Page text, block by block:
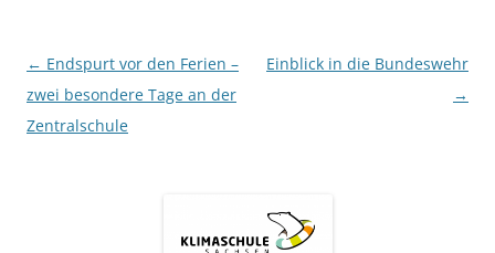
Beitragsnavigation
← Endspurt vor den Ferien –
zwei besondere Tage an der
Zentralschule
Einblick in die Bundeswehr
→